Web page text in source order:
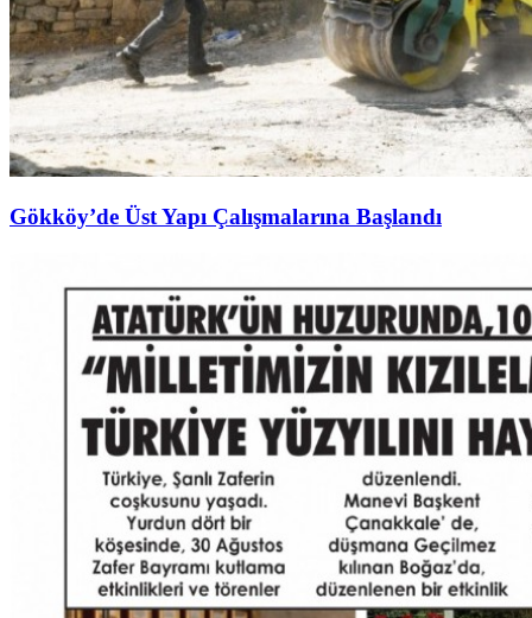
Gökköy’de Üst Yapı Çalışmalarına Başlandı